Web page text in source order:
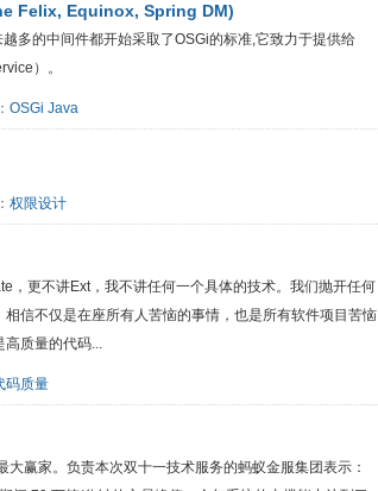
Felix, Equinox, Spring DM)
多的中间件都开始采取了OSGi的标准,它致力于提供给
）。
OSGi Java
权限设计
更不讲Ext，我不讲任何一个具体的技术。我们抛开任何
信不仅是在座所有人苦恼的事情，也是所有软件项目苦恼
高质量的代码...
码质量
赢家。负责本次双十一技术服务的蚂蚁金服集团表示：